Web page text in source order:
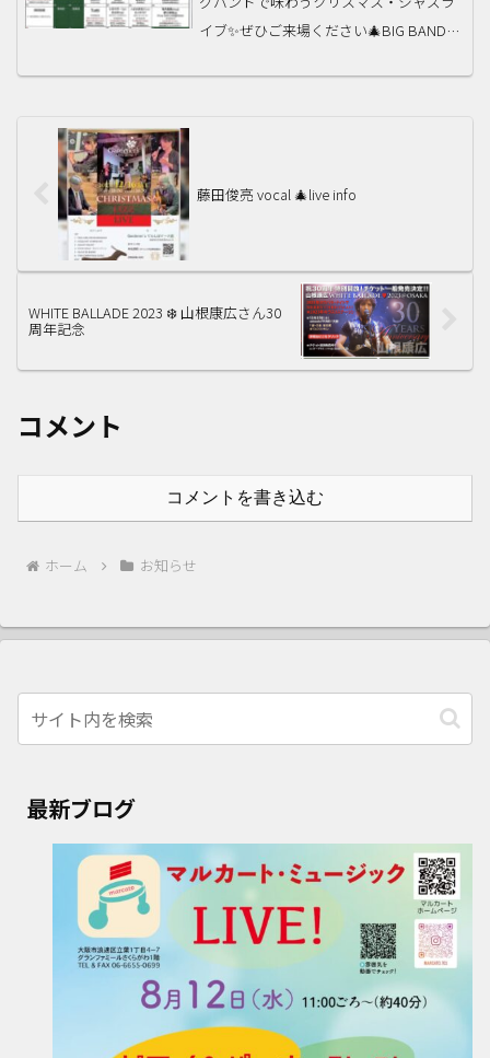
イブ✨ぜひご来場ください🎄BIG BAND
藤田俊亮 vocal 🎄live info
WHITE BALLADE 2023 ❄️ 山根康広さん30
周年記念
コメント
コメントを書き込む
ホーム お知らせ
最新ブログ